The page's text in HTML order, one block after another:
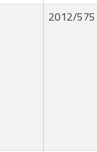
2012/575